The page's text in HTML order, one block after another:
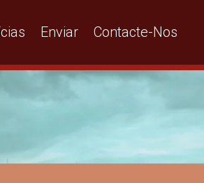
Enviar Contacte-Nos